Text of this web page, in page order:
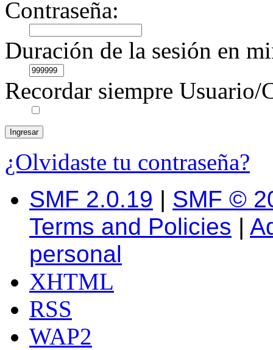
Contraseña:
Duración de la sesión en
Recordar siempre Usuario/
¿Olvidaste tu contraseña?
SMF 2.0.19 | SMF ©
Terms and Policies |
personal
XHTML
RSS
WAP2